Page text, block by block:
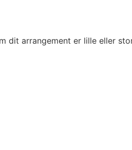
dit arrangement er lille eller